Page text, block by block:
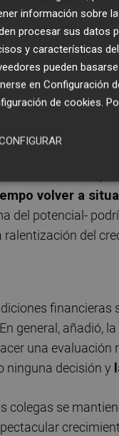
un matiz
varias
señalando la
y la falta de otros
subida. Por
ajustados como
volver a
del potencial-
del
general, añadió,
una evaluación
ninguna decisión y l
colegas se
información sobre
procesar sus datos
y características
pueden
en Configuración
de cookies.